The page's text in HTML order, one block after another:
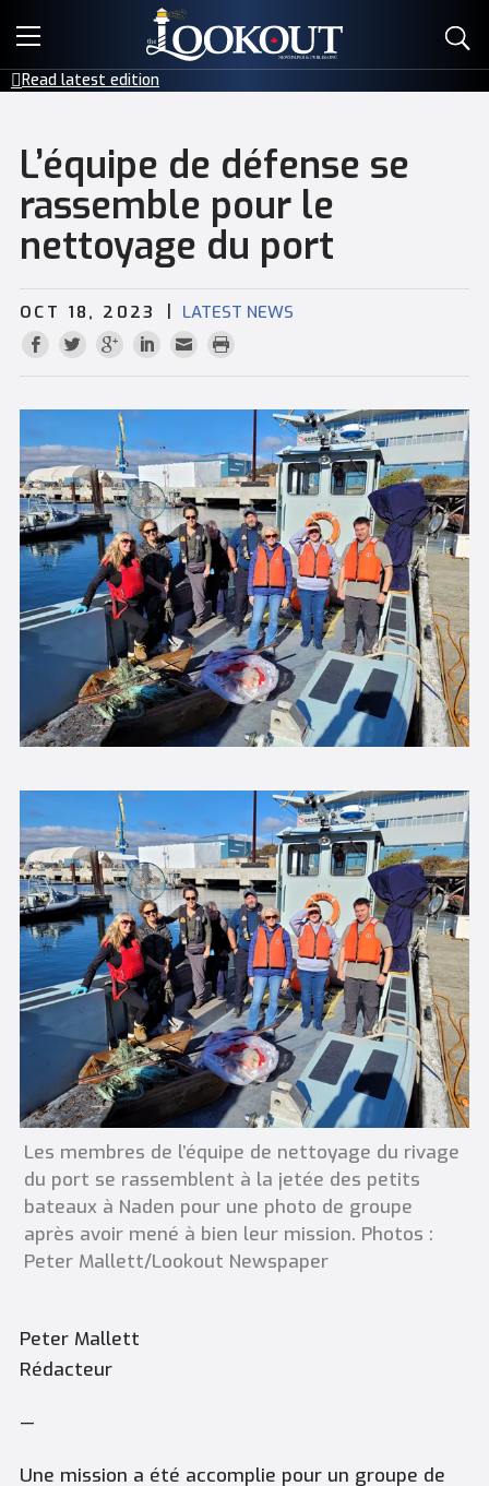
E-EDITIONS
CREATIVE SERVICES
CLASSIFIEDS
CONTACT
Read latest edition
L’équipe de défense se
rassemble pour le
nettoyage du port
OCT 18, 2023 | LATEST NEWS
Les membres de l’équipe de nettoyage du rivage
du port se rassemblent à la jetée des petits
bateaux à Naden pour une photo de groupe
après avoir mené à bien leur mission. Photos :
Peter Mallett/Lookout Newspaper
Peter Mallett
Rédacteur
—
Une mission a été accomplie pour un groupe de